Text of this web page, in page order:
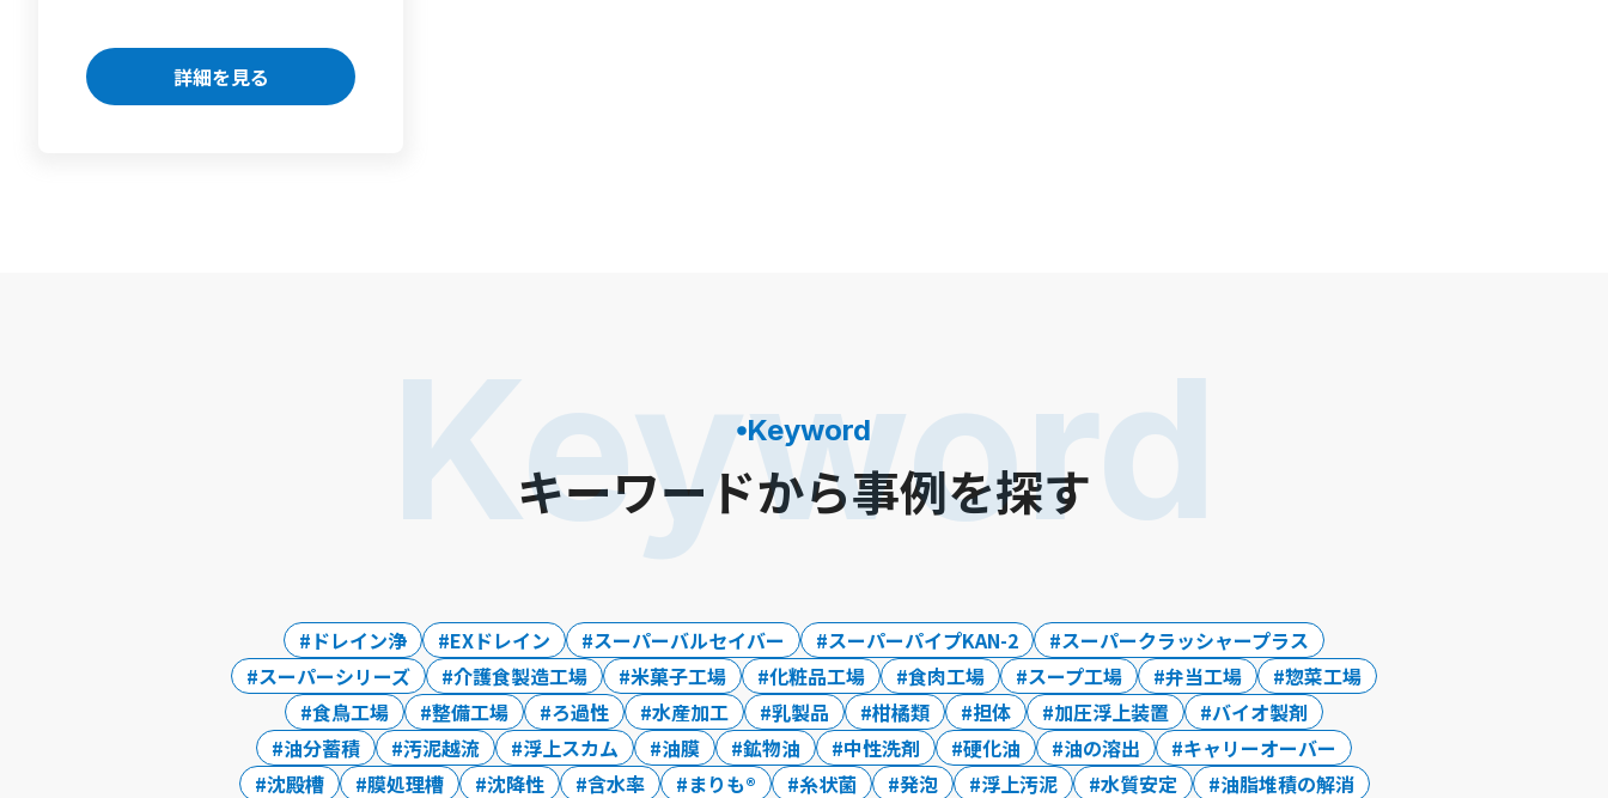
詳細を見る
Keyword
キーワードから事例を探す
Keyword
ドレイン浄 EXドレイン スーパーバルセイバー スーパーパイプKAN-2
スーパークラッシャープラス
スーパーシリーズ
介護食製造工場 米菓子工場 化粧品工場 食肉工場 スープ工場 弁当工場
惣菜工場
食鳥工場
整備工場 ろ過性 水産加工 乳製品 柑橘類 担体 加圧浮上装置
バイオ製剤
油分蓄積
汚泥越流 浮上スカム 油膜 鉱物油 中性洗剤 硬化油 油の溶出
キャリーオーバー
沈殿槽
膜処理槽 沈降性 含水率 まりも® 糸状菌 発泡 浮上汚泥 水質安定
油脂堆積の解消